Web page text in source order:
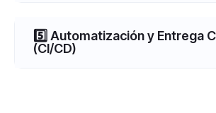
5️⃣ Automatización y Entrega
(CI/CD)